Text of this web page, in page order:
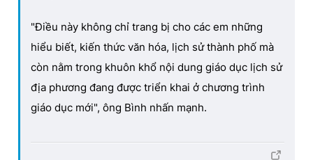
"Điều này không chỉ trang bị cho các em những
hiểu biết, kiến thức văn hóa, lịch sử thành phố mà
còn nằm trong khuôn khổ nội dung giáo dục lịch sử
địa phương đang được triển khai ở chương trình
giáo dục mới", ông Bình nhấn mạnh.